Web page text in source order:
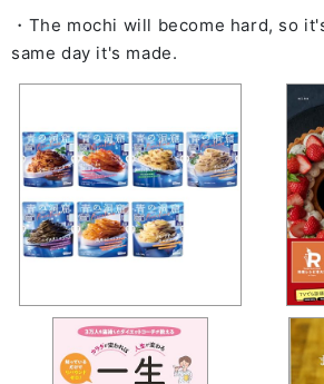
・The mochi will become hard, so